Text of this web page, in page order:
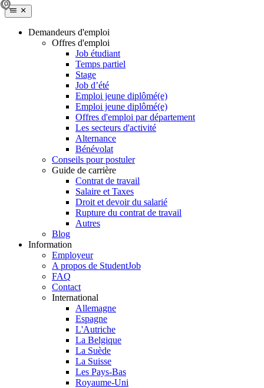
Demandeurs d'emploi
Offres d'emploi
Job étudiant
Temps partiel
Stage
Job d’été
Emploi jeune diplômé(e)
Emploi jeune diplômé(e)
Offres d'emploi par département
Les secteurs d'activité
Alternance
Bénévolat
Conseils pour postuler
Guide de carrière
Contrat de travail
Salaire et Taxes
Droit et devoir du salarié
Rupture du contrat de travail
Autres
Blog
Information
Employeur
A propos de StudentJob
FAQ
Contact
International
Allemagne
Espagne
L'Autriche
La Belgique
La Suède
La Suisse
Les Pays-Bas
Royaume-Uni